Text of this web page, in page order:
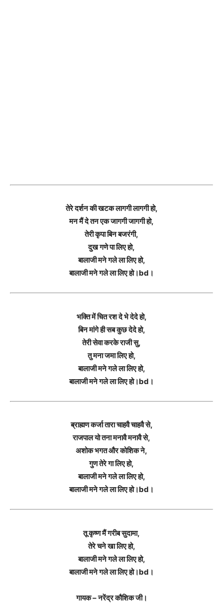
तेरे दर्शन की खटक लागगी लागगी हो,
मन मैं दे तन एक जागगी जागगी हो,
तेरी कृपा बिन बजरंगी,
दुख गणे पा लिए हो,
बालाजी मने गले ला लिए हो,
बालाजी मने गले ला लिए हो।bd।
भक्ति में चित रश दे भे देदे हो,
बिन मांगे ही सब कुछ देदे हो,
तेरी सेवा करके राजी सु,
तु मना जमा लिए हो,
बालाजी मने गले ला लिए हो,
बालाजी मने गले ला लिए हो।bd।
ब्राह्मण कर्जा तारा चाहवै चाहवै से,
राजपाल यो तना मनावै मनावै से,
अशोक भगत और कोशिक ने,
गुण तेरे गा लिए हो,
बालाजी मने गले ला लिए हो,
बालाजी मने गले ला लिए हो।bd।
तू कृष्ण मैं गरीब सुदामा,
तेरे चने खा लिए हो,
बालाजी मने गले ला लिए हो,
बालाजी मने गले ला लिए हो।bd।
गायक – नरेंद्र कौशिक जी।